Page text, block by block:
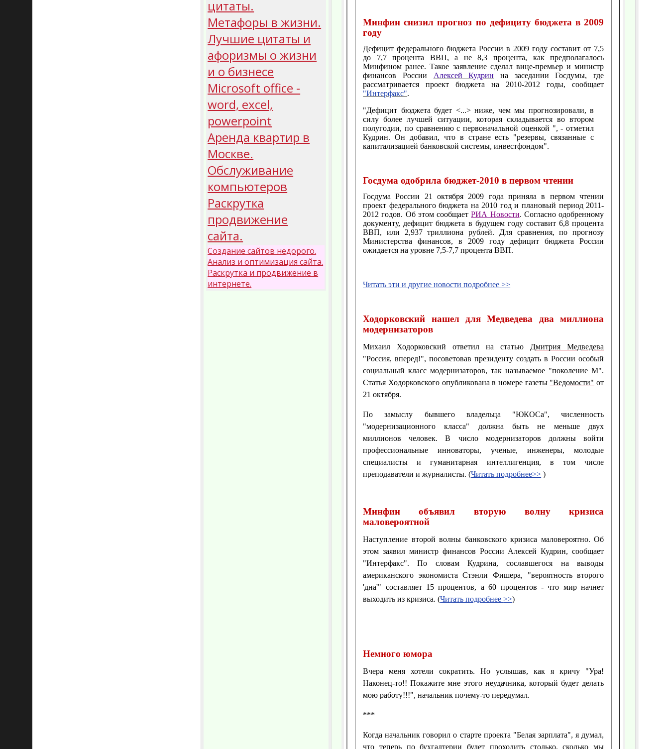
цитаты.
Метафоры в жизни.
Лучшие цитаты и
афоризмы о жизни
и о бизнесе
Microsoft office -
word, excel,
powerpoint
Аренда квартир в
Москве.
Обслуживание
компьютеров
Раскрутка
продвижение
сайта.
Создание сайтов недорого.
Анализ и оптимизация сайта.
Раскрутка и продвижение в
интернете.
Минфин снизил прогноз по дефициту бюджета в 2009
году
Дефицит федерального бюджета России в 2009 году составит от 7,5
до 7,7 процента ВВП, а не 8,3 процента, как предполагалось
Минфином ранее. Такое заявление сделал вице-премьер и министр
финансов России Алексей Кудрин на заседании Госдумы, где
рассматривается проект бюджета на 2010-2012 годы, сообщает
"Интерфакс".
"Дефицит бюджета будет <...> ниже, чем мы прогнозировали, в
силу более лучшей ситуации, которая складывается во втором
полугодии, по сравнению с первоначальной оценкой ", - отметил
Кудрин. Он добавил, что в стране есть "резервы, связанные с
капитализацией банковской системы, инвестфондом".
Госдума одобрила бюджет-2010 в первом чтении
Госдума России 21 октября 2009 года приняла в первом чтении
проект федерального бюджета на 2010 год и плановый период 2011-
2012 годов. Об этом сообщаетРИА Новости. Согласно одобренному
документу, дефицит бюджета в будущем году составит 6,8 процента
ВВП, или 2,937 триллиона рублей. Для сравнения, по прогнозу
Министерства финансов, в 2009 году дефицит бюджета России
ожидается на уровне 7,5-7,7 процента ВВП.
Читать эти и другие новости подробнее >>
Ходорковский нашел для Медведева два миллиона
модернизаторов
Михаил Ходорковский ответил на статью Дмитрия Медведева
"Россия, вперед!", посоветовав президенту создать в России особый
социальный класс модернизаторов, так называемое "поколение М".
Статья Ходорковского опубликована в номере газеты "Ведомости" от
21 октября.
По замыслу бывшего владельца "ЮКОСа", численность
"модернизационного класса" должна быть не меньше двух
миллионов человек. В число модернизаторов должны войти
профессиональные инноваторы, ученые, инженеры, молодые
специалисты и гуманитарная интеллигенция, в том числе
преподаватели и журналисты. (Читать подробнее>> )
Минфин объявил вторую волну кризиса
маловероятной
Наступление второй волны банковского кризиса маловероятно. Об
этом заявил министр финансов России Алексей Кудрин, сообщает
"Интерфакс". По словам Кудрина, сославшегося на выводы
американского экономиста Стэнли Фишера, "вероятность второго
'дна'" составляет 15 процентов, а 60 процентов - что мир начнет
выходить из кризиса. (Читать подробнее>>)
Немного юмора
Вчера меня хотели сократить. Но услышав, как я кричу "Ура!
Наконец-то!! Покажите мне этого неудачника, который будет делать
мою работу!!!", начальник почему-то передумал.
***
Когда начальник говорил о старте проекта "Белая зарплата", я думал,
что теперь по бухгалтерии будет проходить столько, сколько мы